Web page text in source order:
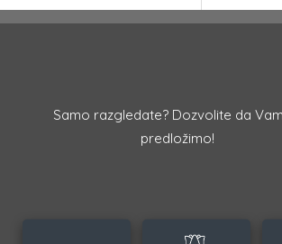
Samo razgledate? Dozvolite da
predložimo!